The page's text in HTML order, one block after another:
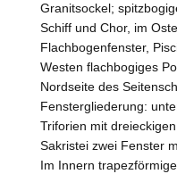
Granitsockel;
Schiff und Chor, im
Flachbogenfenster,
Westen flachbogiges
Nordseite des
Fenstergliederung:
Triforien mit
Sakristei zwei Fenster
Im Innern